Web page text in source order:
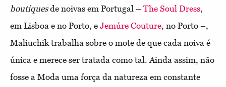
boutiquesde noivas em Portugal – The Soul Dress,
em Lisboa e no Porto, e Jemúre Couture, no Porto –,
Maliuchik trabalha sobre o mote de que cada noiva é
única e merece ser tratada como tal. Ainda assim, não
fosse a Moda uma força da natureza em constante